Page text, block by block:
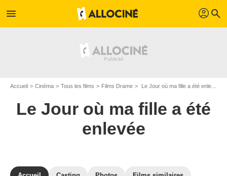
menu profil search
Accueil Cinéma Tous les films Films Drame Le Jour où ma fille a été enlevée de Ben Meyerson
Le Jour où ma fille a été
enlevée